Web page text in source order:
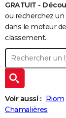
Retraite
Impôts
Epargne
Immobilier
Risques naturels
Banque
Assurance
Crédit
AUTO
Essais
Réserver un essai
Citadines
Berlines
SUV
Forum auto
+
HIGH-TECH
BRICOLAGE
Forum
Aménagement
Extérieur
Cuisine
Salle de bains
Jardinage
Rangement
+WEEK-END
Guides de France
Escapades
Patrimoine
Expositions
Musées
Week-end nature
+
LIFESTYLE
Art de vivre
Bien-être
Loisirs
Mode
Modes de vie
+SANTE
GRATUIT -
ou recherchez
dans le moteur
classement.
Voir aussi : Riom
Chamalières